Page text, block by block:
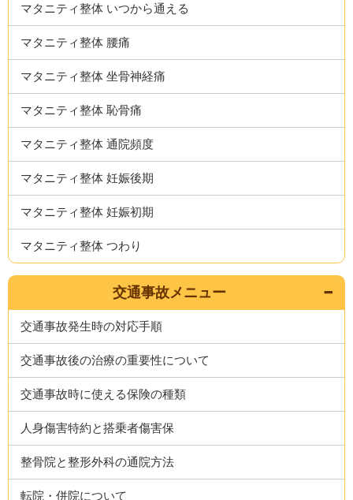
マタニティ整体 いつから通える
マタニティ整体 腰痛
マタニティ整体 坐骨神経痛
マタニティ整体 恥骨痛
マタニティ整体 通院頻度
マタニティ整体 妊娠後期
マタニティ整体 妊娠初期
マタニティ整体 つわり
交通事故メニュー
交通事故発生時の対応手順
交通事故後の治療の重要性について
交通事故時に使える保険の種類
人身傷害特約と搭乗者傷害保
整骨院と整形外科の通院方法
転院・併院について